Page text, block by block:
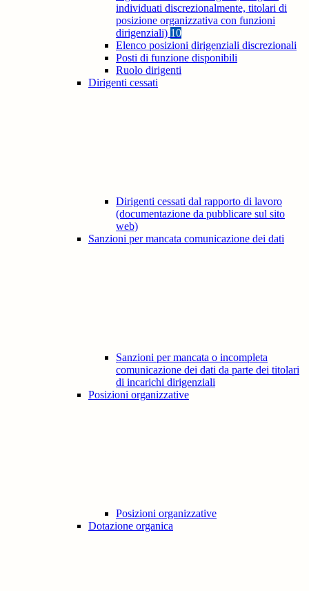
individuati discrezionalmente, titolari di
posizione organizzativa con funzioni
dirigenziali) 10
Elenco posizioni dirigenziali discrezionali
Posti di funzione disponibili
Ruolo dirigenti
Dirigenti cessati
Dirigenti cessati dal rapporto di lavoro
(documentazione da pubblicare sul sito
web)
Sanzioni per mancata comunicazione dei dati
Sanzioni per mancata o incompleta
comunicazione dei dati da parte dei titolari
di incarichi dirigenziali
Posizioni organizzative
Posizioni organizzative
Dotazione organica